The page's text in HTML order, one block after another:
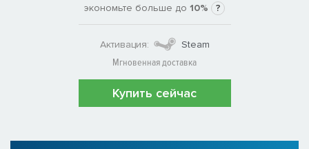
экономьте больше до 10% ?
Активация:
Steam
Мгновенная доставка
Купить сейчас